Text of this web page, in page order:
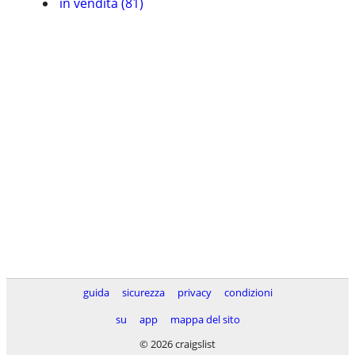
guida sicurezza privacy
condizioni
su
app
mappa del sito
© 2026 craigslist